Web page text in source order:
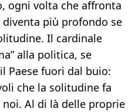
ogni volta che affronta
diventa più profondo se
Il cardinale
alla politica, se
Paese fuori dal buio:
che la solitudine fa
noi. Al di là delle proprie